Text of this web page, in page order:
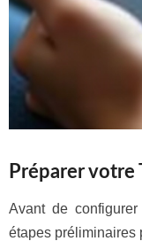
Préparer votre
Avant de
étapes préliminaires